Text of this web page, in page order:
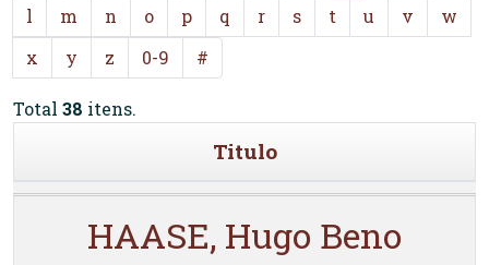
l
m n o p q r s t u v
w
x
y z 0-9 #
Total 38 itens.
Titulo
HAASE, Hugo Beno